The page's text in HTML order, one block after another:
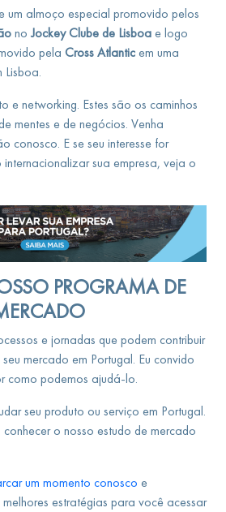
um almoço especial promovido pelos
no Jockey Clube de Lisboa e logo
pela Cross Atlantic em uma
Lisboa.
e networking. Estes são os caminhos
mentes e de negócios. Venha
conosco. E se seu interesse for
sua empresa, veja o
PROGRAMA DE
e jornadas que podem contribuir
mercado em Portugal. Eu convido
como podemos ajudá-lo.
seu produto ou serviço em Portugal.
o nosso estudo de mercado
um momento conosco e
estratégias para você acessar